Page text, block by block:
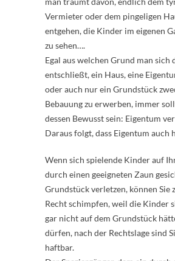
Vermieter oder dem pingeligen
entgehen, die Kinder im eigenen
zu sehen….
Egal aus welchen Grund man sich
entschließt, ein Haus, eine
oder auch nur ein Grundstück
Bebauung zu erwerben, immer
dessen Bewusst sein: Eigentum
Daraus folgt, dass Eigentum auch
Wenn sich spielende Kinder auf
durch einen geeigneten Zaun
Grundstück verletzen, können Sie
Recht schimpfen, weil die Kinder
gar nicht auf dem Grundstück
dürfen, nach der Rechtslage sind
haftbar.